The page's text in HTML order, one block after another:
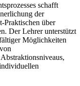
schafft
der
Praktischen über
Der Lehrer unterstützt
Möglichkeiten